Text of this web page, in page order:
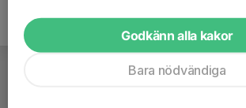
Godkänn alla kakor
Bara nödvändiga